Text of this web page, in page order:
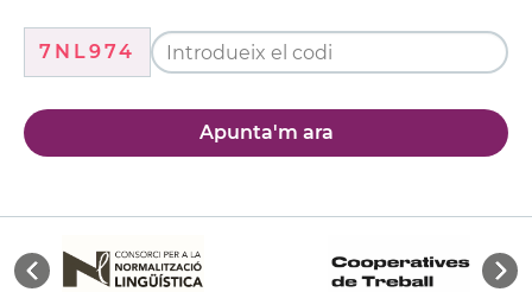
7NL974
Apunta'm ara